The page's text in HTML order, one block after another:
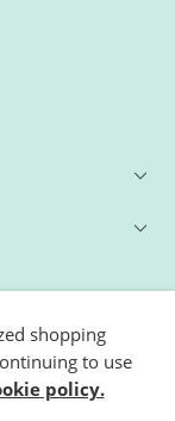
shopping
to use
policy.